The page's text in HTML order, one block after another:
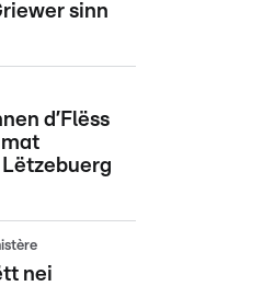
sinn
d’Flëss
Lëtzebuerg
nei